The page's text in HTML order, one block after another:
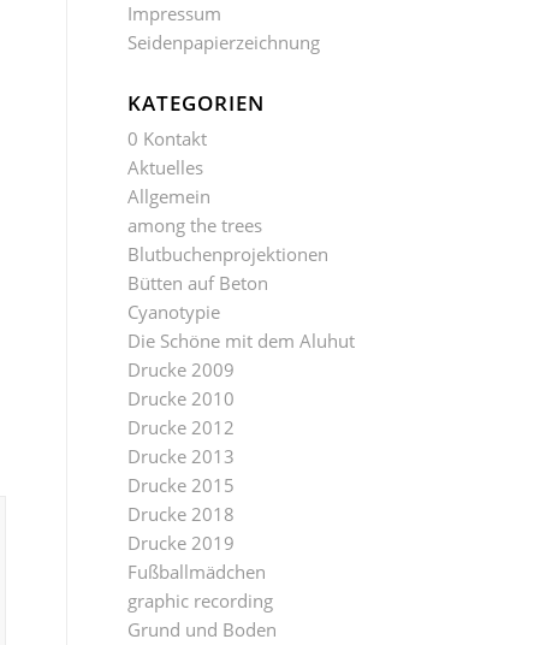
Impressum
Seidenpapierzeichnung
KATEGORIEN
0 Kontakt
Aktuelles
Allgemein
among the trees
Blutbuchenprojektionen
Bütten auf Beton
Cyanotypie
Die Schöne mit dem Aluhut
Drucke 2009
Drucke 2010
Drucke 2012
Drucke 2013
Drucke 2015
Drucke 2018
Drucke 2019
Fußballmädchen
graphic recording
Grund und Boden